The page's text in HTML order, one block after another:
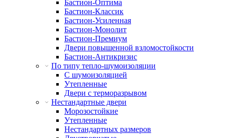
Бастион-Оптима
Бастион-Классик
Бастион-Усиленная
Бастион-Монолит
Бастион-Премиум
Двери повышенной взломостойкости
Бастион-Антикризис
По типу тепло-шумоизоляции
С шумоизоляцией
Утепленные
Двери с терморазрывом
Нестандартные двери
Морозостойкие
Утепленные
Нестандартных размеров